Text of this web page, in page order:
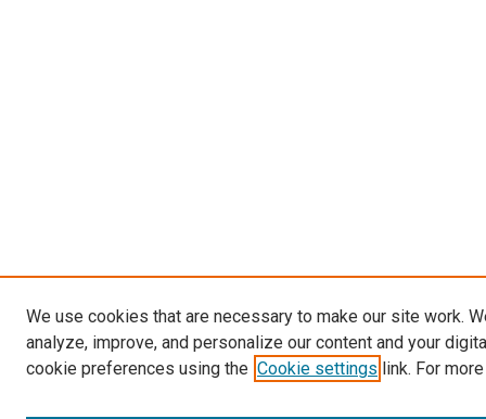
We use cookies that are necessary to make our site work.
analyze, improve, and personalize our content and your
cookie preferences using the Cookie settings link. For